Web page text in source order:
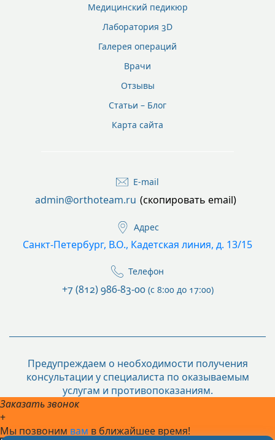
Медицинский педикюр
Лаборатория 3D
Галерея операций
Врачи
Отзывы
Статьи – Блог
Карта сайта
E-mail
admin@orthoteam.ru (скопировать email)
Адрес
Санкт-Петербург, В.О., Кадетская линия, д. 13/15
Телефон
+7 (812) 986-83-00(с 8:00 до 17:00)
Предупреждаем о необходимости получения
консультации у специалиста по оказываемым
услугам и противопоказаниям.
Заказать звонок
+
Мы позвоним вам в ближайшее время!